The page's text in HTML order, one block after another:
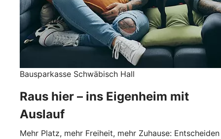
Bausparkasse Schwäbisch Hall
Raus hier – ins Eigenheim mit
Auslauf
Mehr Platz, mehr Freiheit, mehr Zuhause: Entscheiden